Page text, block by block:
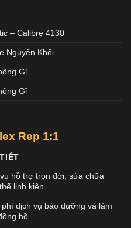
– Calibre 4130
Nguyên Khối
Gỉ
Gỉ
Rep 1:1
hỗ trợ trọn đời, sửa chữa
linh kiện
phí dịch vụ bảo dưỡng và làm
hồ